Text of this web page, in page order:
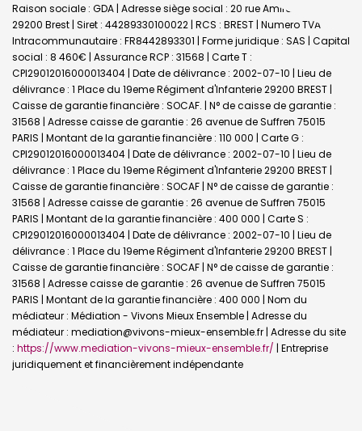
Raison sociale : GDA | Adresse siège social : 20 rue Amiral Linois -
29200 Brest | Siret : 44289330100022 | RCS : BREST | Numero TVA
Intracommunautaire : FR8442893301 | Forme juridique : SAS | Capital
social : 8 460€ | Assurance RCP : 31568 | Carte T :
CPI29012016000013404 | Date de délivrance : 2002-07-10 | Lieu de
délivrance : 1 Place du 19eme Régiment d'Infanterie 29200 BREST |
Caisse de garantie financière : SOCAF. | N° de caisse de garantie :
31568 | Adresse caisse de garantie : 26 avenue de Suffren 75015
PARIS | Montant de la garantie financière : 110 000 | Carte G :
CPI29012016000013404 | Date de délivrance : 2002-07-10 | Lieu de
délivrance : 1 Place du 19eme Régiment d'Infanterie 29200 BREST |
Caisse de garantie financière : SOCAF | N° de caisse de garantie :
31568 | Adresse caisse de garantie : 26 avenue de Suffren 75015
PARIS | Montant de la garantie financière : 400 000 | Carte S :
CPI29012016000013404 | Date de délivrance : 2002-07-10 | Lieu de
délivrance : 1 Place du 19eme Régiment d'Infanterie 29200 BREST |
Caisse de garantie financière : SOCAF | N° de caisse de garantie :
31568 | Adresse caisse de garantie : 26 avenue de Suffren 75015
PARIS | Montant de la garantie financière : 400 000 | Nom du
médiateur : Médiation - Vivons Mieux Ensemble | Adresse du
médiateur : mediation@vivons-mieux-ensemble.fr | Adresse du site
: https://www.mediation-vivons-mieux-ensemble.fr/ | Entreprise
juridiquement et financièrement indépendante